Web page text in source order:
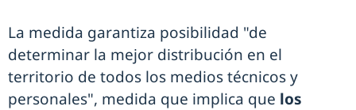
La medida garantiza posibilidad "de
determinar la mejor distribución en el
territorio de todos los medios técnicos y
personales", medida que implica que los